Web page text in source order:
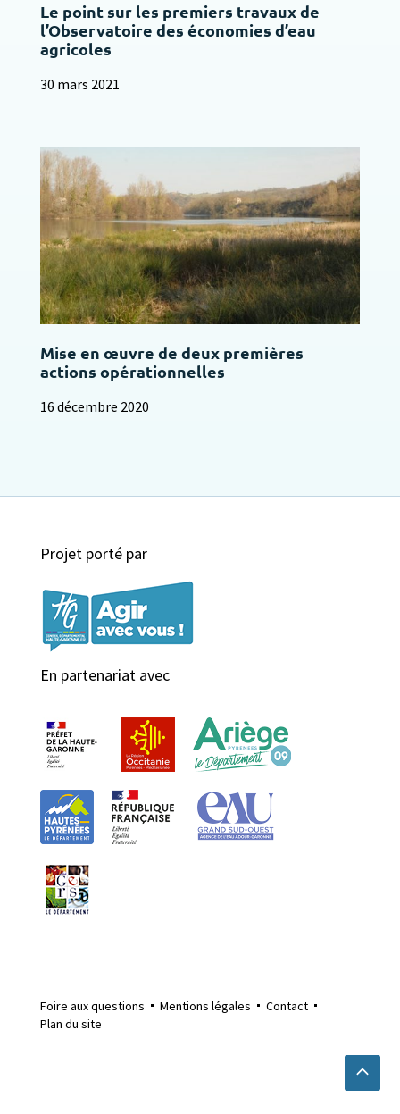
Le point sur les premiers travaux de
l’Observatoire des économies d’eau
agricoles
30 mars 2021
Mise en œuvre de deux premières
actions opérationnelles
16 décembre 2020
Projet porté par
En partenariat avec
Foire aux questions Mentions légales
Contact
Plan du site